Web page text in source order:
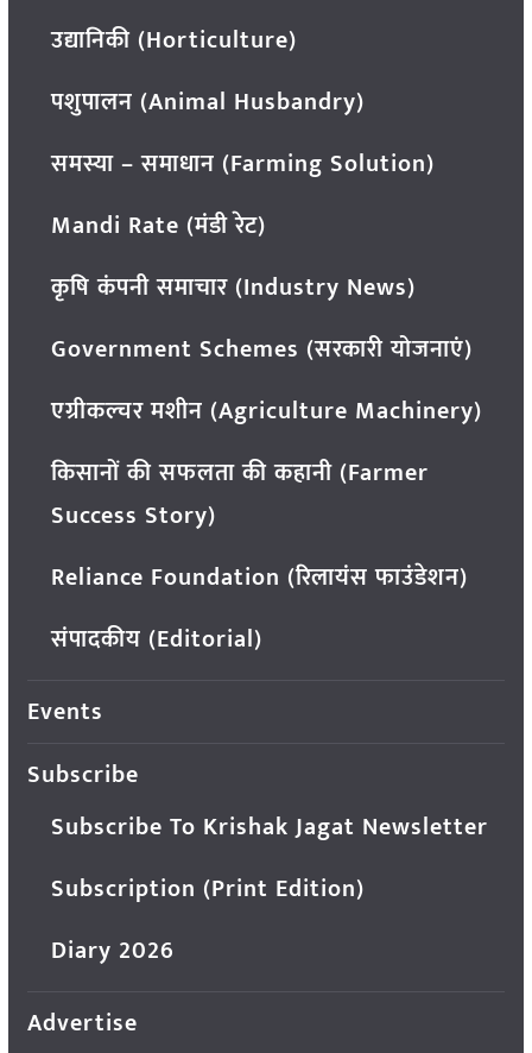
उद्यानिकी (Horticulture)
पशुपालन (Animal Husbandry)
समस्या – समाधान (Farming Solution)
Mandi Rate (मंडी रेट)
कृषि कंपनी समाचार (Industry News)
Government Schemes (सरकारी योजनाएं)
एग्रीकल्चर मशीन (Agriculture Machinery)
किसानों की सफलता की कहानी (Farmer
Success Story)
Reliance Foundation (रिलायंस फाउंडेशन)
संपादकीय (Editorial)
Events
Subscribe
Subscribe To Krishak Jagat Newsletter
Subscription (Print Edition)
Diary 2026
Advertise